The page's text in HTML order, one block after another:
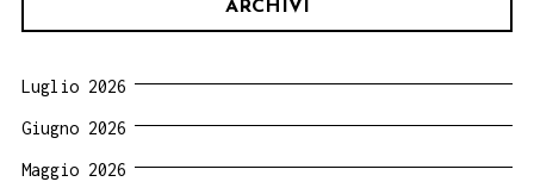
ARCHIVI
Luglio 2026
Giugno 2026
Maggio 2026